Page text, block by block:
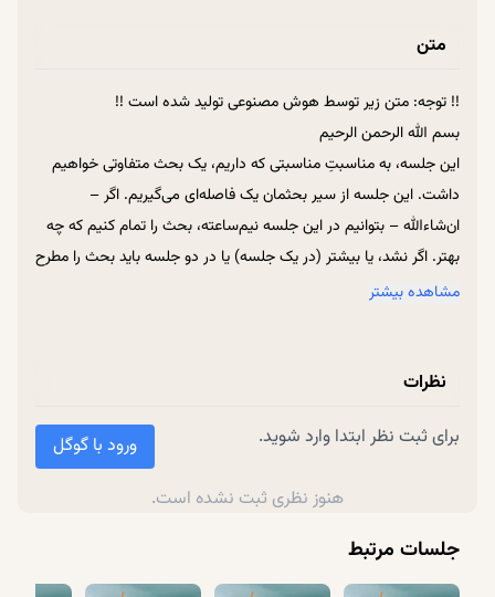
دائما و همیشه به نفست مرگ را یادآوری کن.
حمال دیگران نباشیم!
متن
!! توجه: متن زیر توسط هوش مصنوعی تولید شده است !!
بسم الله الرحمن الرحیم
این جلسه، به مناسبتِ مناسبتی که داریم، یک بحث متفاوتی خواهیم
داشت. این جلسه از سیر بحثمان یک فاصله‌ای می‌گیریم. اگر –
ان‌شاءالله – بتوانیم در این جلسه نیم‌ساعته، بحث را تمام کنیم که چه
بهتر. اگر نشد، یا بیشتر (در یک جلسه) یا در دو جلسه باید بحث را مطرح
کنیم.
نقل‌هایی که شده و بزرگان گفته‌اند و تأیید کرده‌اند، به ما رسیده است
باشد. این دو گزارش، خودش یک فصل آموزشی باشد و باب و یک دوره
مباحث شناخت برزخ. خودِ همین دو گزارش که قضایای بسیار عجیبی
قضیه اولی که می‌خواهیم نقل کنیم – البته در ذهنم بود اول کدام را
مشاهده بیشتر
نظرات
برای ثبت نظر ابتدا وارد شوید.
ورود با گوگل
هنوز نظری ثبت نشده است.
جلسات مرتبط